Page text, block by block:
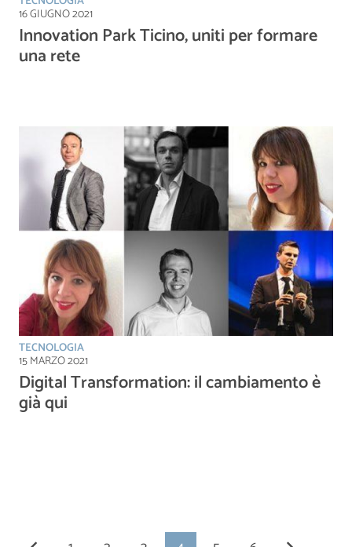
16 GIUGNO 2021
Innovation Park Ticino, uniti per formare
una rete
TECNOLOGIA
15 MARZO 2021
Digital Transformation: il cambiamento è
già qui